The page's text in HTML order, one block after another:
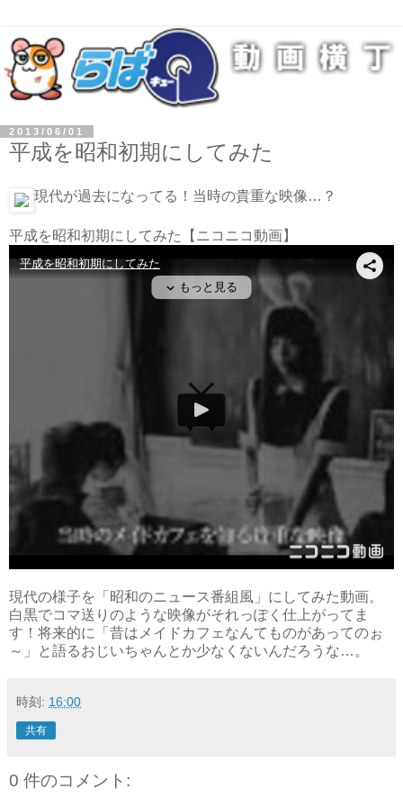
2013/06/01
平成を昭和初期にしてみた
現代が過去になってる！当時の貴重な映像…？
平成を昭和初期にしてみた 【ニコニコ動画】
現代の様子を「昭和のニュース番組風」にしてみた動画。
白黒でコマ送りのような映像がそれっぽく仕上がってま
す！将来的に「昔はメイドカフェなんてものがあってのぉ
～」と語るおじいちゃんとか少なくないんだろうな…。
時刻: 16:00
共有
0 件のコメント: